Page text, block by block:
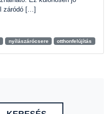
záródó […]
nyílászárócsere otthonfelújítás